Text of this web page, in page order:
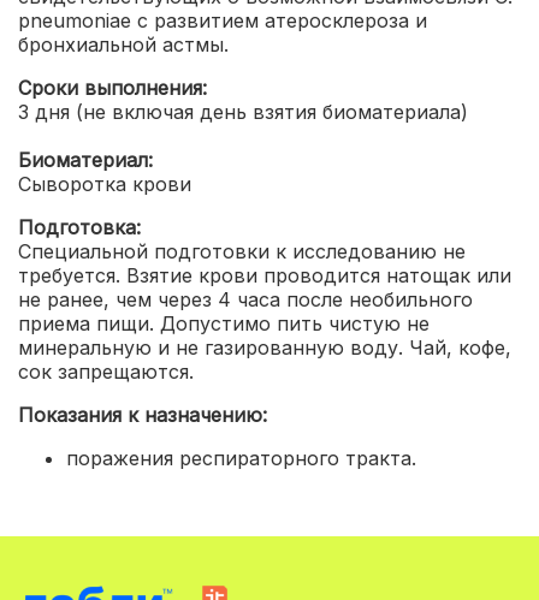
pneumoniae с развитием атеросклероза и
бронхиальной астмы.
Сроки выполнения:
3 дня (не включая день взятия биоматериала)
Биоматериал:
Сыворотка крови
Подготовка:
Специальной подготовки к исследованию не
требуется. Взятие крови проводится натощак или
не ранее, чем через 4 часа после необильного
приема пищи. Допустимо пить чистую не
минеральную и не газированную воду. Чай, кофе,
сок запрещаются.
Показания к назначению:
поражения респираторного тракта.